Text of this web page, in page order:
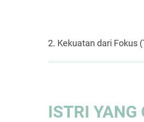
2. Kekuatan dari Fokus
ISTRI